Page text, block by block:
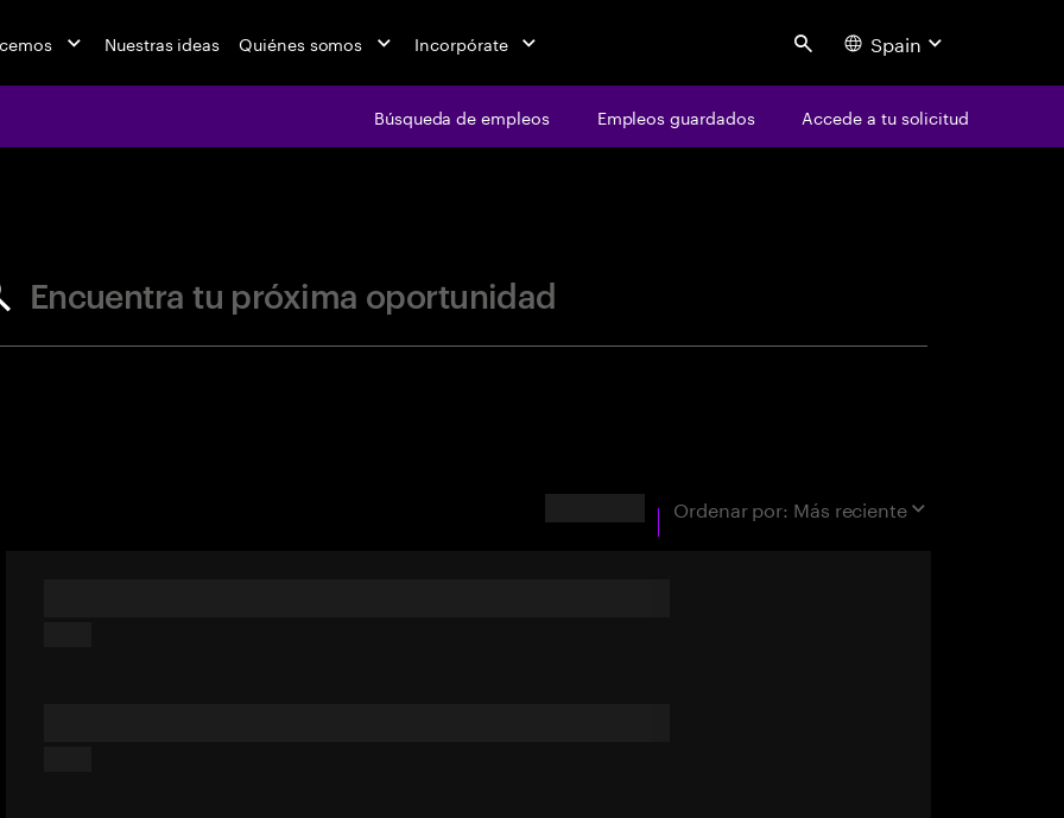
Nuestras ideas Quiénes somos Incorpórate Search Spain
Búsqueda de empleos Empleos guardados Accede a tu solicitud
Encuentra tu próxima oportunidad
Ordenar por: Más reciente